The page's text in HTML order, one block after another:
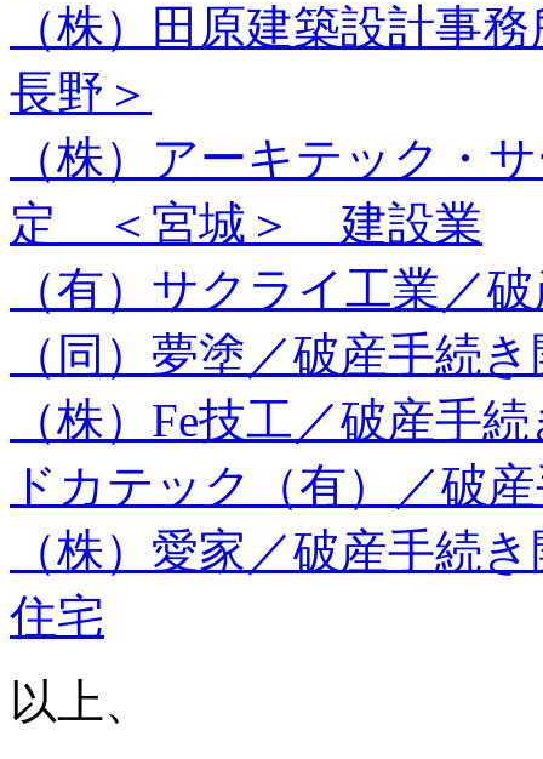
（株）田原建築設計事
長野＞
（株）アーキテック・
定 ＜宮城＞ 建設業
（有）サクライ工業／
（同）夢塗／破産手続
（株）Fe技工／破産手
ドカテック（有）／破
（株）愛家／破産手
住宅
以上、